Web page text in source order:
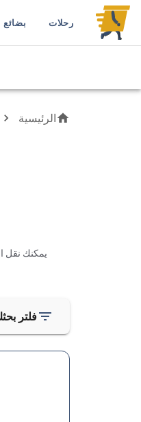
رحلات بضائع
الرئيسية
يمكنك نقل
فلتر